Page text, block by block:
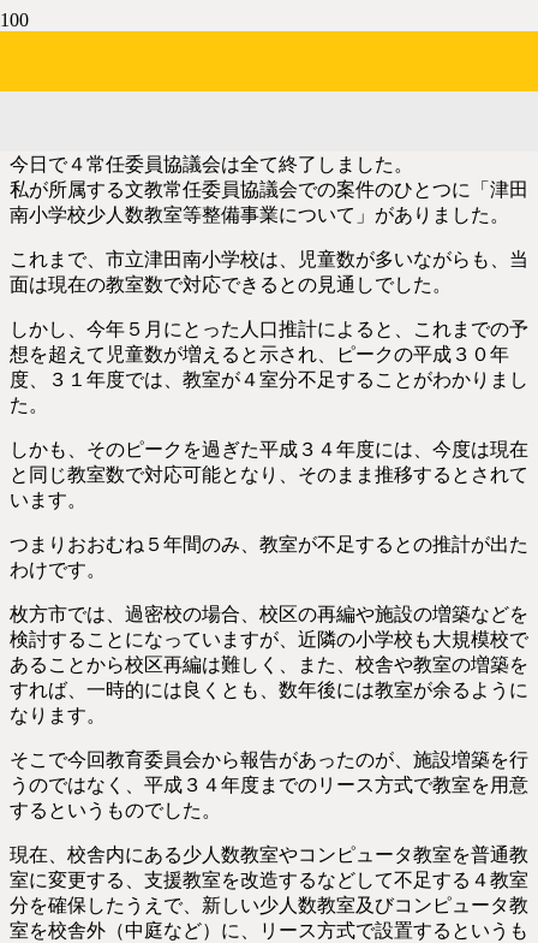
今日で４常任委員協議会は全て終了しました。
私が所属する文教常任委員協議会での案件のひとつに「津田
南小学校少人数教室等整備事業について」がありました。
これまで、市立津田南小学校は、児童数が多いながらも、当
面は現在の教室数で対応できるとの見通しでした。
しかし、今年５月にとった人口推計によると、これまでの予
想を超えて児童数が増えると示され、ピークの平成３０年
度、３１年度では、教室が４室分不足することがわかりまし
た。
しかも、そのピークを過ぎた平成３４年度には、今度は現在
と同じ教室数で対応可能となり、そのまま推移するとされて
います。
つまりおおむね５年間のみ、教室が不足するとの推計が出た
わけです。
枚方市では、過密校の場合、校区の再編や施設の増築などを
検討することになっていますが、近隣の小学校も大規模校で
あることから校区再編は難しく、また、校舎や教室の増築を
すれば、一時的には良くとも、数年後には教室が余るように
なります。
そこで今回教育委員会から報告があったのが、施設増築を行
うのではなく、平成３４年度までのリース方式で教室を用意
するというものでした。
現在、校舎内にある少人数教室やコンピュータ教室を普通教
室に変更する、支援教室を改造するなどして不足する４教室
分を確保したうえで、新しい少人数教室及びコンピュータ教
室を校舎外（中庭など）に、リース方式で設置するというも